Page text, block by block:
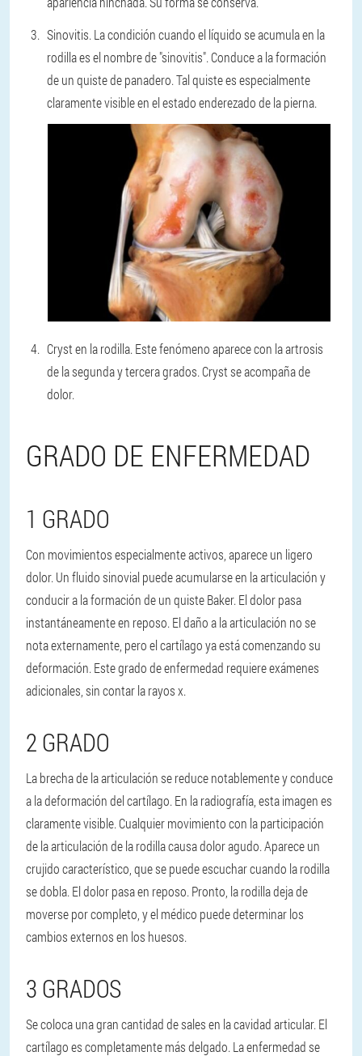
Sinovitis. La condición cuando el líquido se acumula en la
rodilla es el nombre de "sinovitis". Conduce a la formación
de un quiste de panadero. Tal quiste es especialmente
claramente visible en el estado enderezado de la pierna.
Cryst en la rodilla. Este fenómeno aparece con la artrosis
de la segunda y tercera grados. Cryst se acompaña de
dolor.
GRADO DE ENFERMEDAD
1 GRADO
Con movimientos especialmente activos, aparece un ligero
dolor. Un fluido sinovial puede acumularse en la articulación y
conducir a la formación de un quiste Baker. El dolor pasa
instantáneamente en reposo. El daño a la articulación no se
nota externamente, pero el cartílago ya está comenzando su
deformación. Este grado de enfermedad requiere exámenes
adicionales, sin contar la rayos x.
2 GRADO
La brecha de la articulación se reduce notablemente y conduce
a la deformación del cartílago. En la radiografía, esta imagen es
claramente visible. Cualquier movimiento con la participación
de la articulación de la rodilla causa dolor agudo. Aparece un
crujido característico, que se puede escuchar cuando la rodilla
se dobla. El dolor pasa en reposo. Pronto, la rodilla deja de
moverse por completo, y el médico puede determinar los
cambios externos en los huesos.
3 GRADOS
Se coloca una gran cantidad de sales en la cavidad articular. El
cartílago es completamente más delgado. La enfermedad se